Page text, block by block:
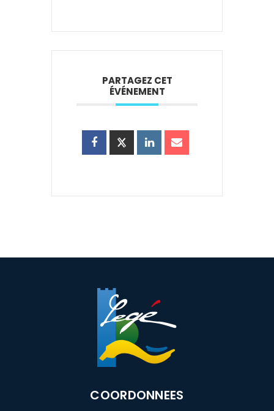
PARTAGEZ CET
ÉVÉNEMENT
COORDONNEES